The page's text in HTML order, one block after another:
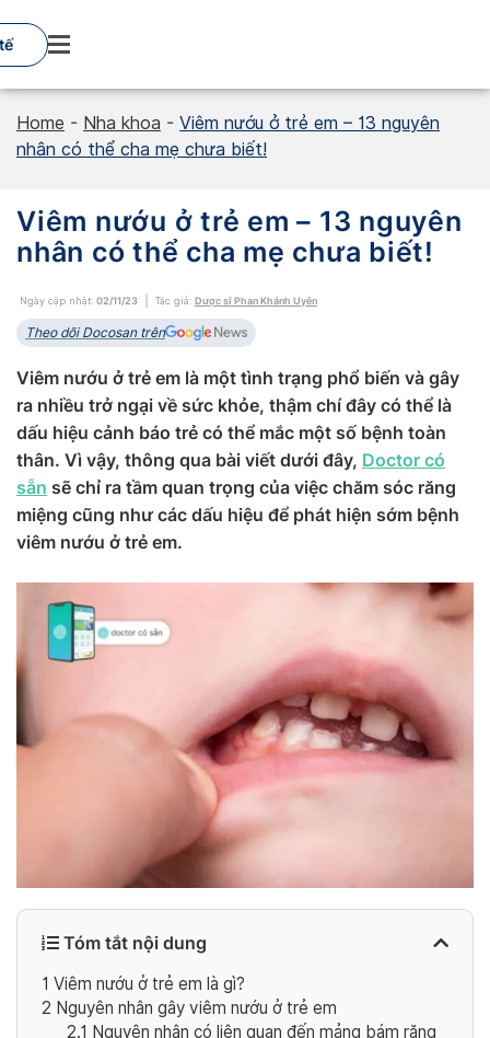
to
content
Home - Nha khoa - Viêm nướu ở trẻ em – 13 nguyên
nhân có thể cha mẹ chưa biết!
Viêm nướu ở trẻ em – 13 nguyên
nhân có thể cha mẹ chưa biết!
Ngày cập nhật: 02/11/23 Tác giả: Dược sĩ Phan Khánh Uyên
Theo dõi Docosan trên
Viêm nướu ở trẻ em là một tình trạng phổ biến và gây
ra nhiều trở ngại về sức khỏe, thậm chí đây có thể là
dấu hiệu cảnh báo trẻ có thể mắc một số bệnh toàn
thân. Vì vậy, thông qua bài viết dưới đây, Doctor có
sẵn sẽ chỉ ra tầm quan trọng của việc chăm sóc răng
miệng cũng như các dấu hiệu để phát hiện sớm bệnh
viêm nướu ở trẻ em.
Tóm tắt nội dung
1 Viêm nướu ở trẻ em là gì?
2 Nguyên nhân gây viêm nướu ở trẻ em
2.1 Nguyên nhân có liên quan đến mảng bám răng